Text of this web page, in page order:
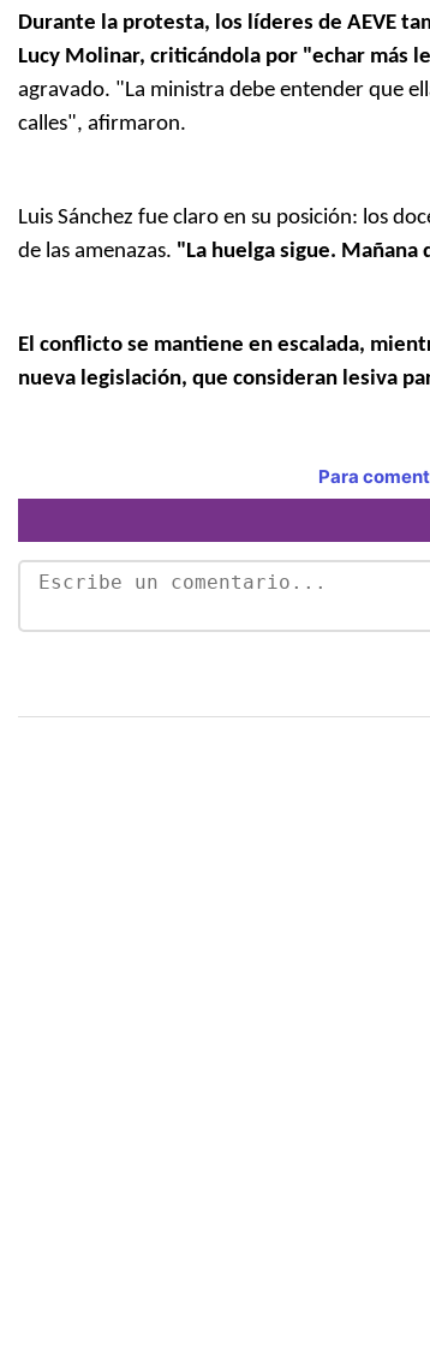
Durante la protesta, los líderes de AEVE
Lucy Molinar, criticándola por "echar más
agravado. "La ministra debe entender que
calles", afirmaron.
Luis Sánchez fue claro en su posición: los
de las amenazas. "La huelga sigue.
El conflicto se mantiene en escalada,
nueva legislación, que consideran lesiva
Para